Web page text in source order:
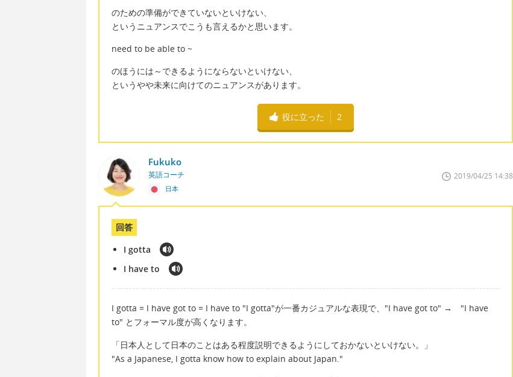
のための準備ができていないといけない、
というニュアンスでこうも言えるかと思います。
need to be able to ~
のほうには～できるようにならないといけない、
というやや未来に向けてのニュアンスがあります。
役に立った 2
Fukuko
英語コーチ
日本
2019/04/25 14:38
回答
I gotta
I have to
I gotta = I have got to = I have to "I gotta"が一番カジュアルな表現で、"I have got to" → "I have
to" とフォーマル度が高くなります。
「日本人として日本のことはある程度説明できるようにしておかないといけない。」
"As a Japanese, I gotta know how to explain about Japan."